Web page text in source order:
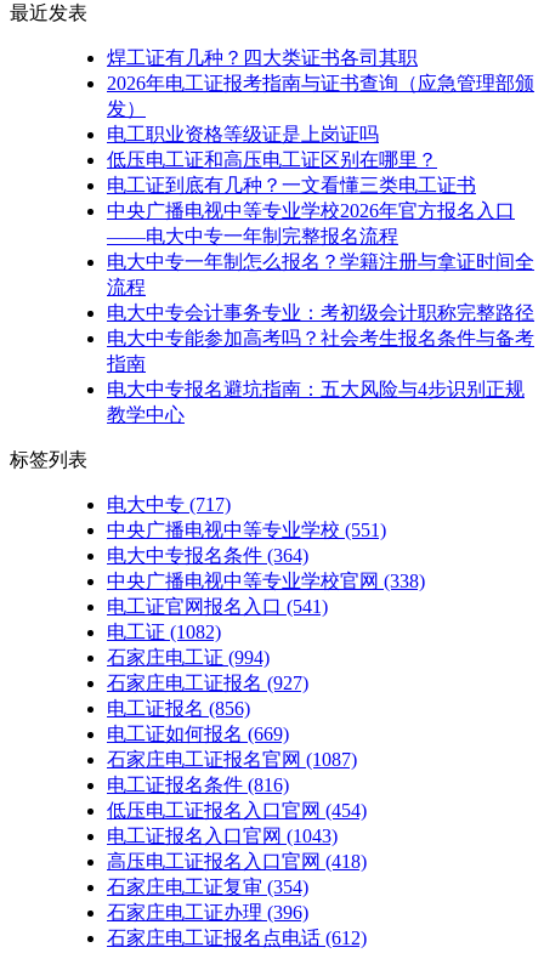
最近发表
焊工证有几种？四大类证书各司其职
2026年电工证报考指南与证书查询（应急管理部颁
发）
电工职业资格等级证是上岗证吗
低压电工证和高压电工证区别在哪里？
电工证到底有几种？一文看懂三类电工证书
中央广播电视中等专业学校2026年官方报名入口
——电大中专一年制完整报名流程
电大中专一年制怎么报名？学籍注册与拿证时间全
流程
电大中专会计事务专业：考初级会计职称完整路径
电大中专能参加高考吗？社会考生报名条件与备考
指南
电大中专报名避坑指南：五大风险与4步识别正规
教学中心
标签列表
电大中专 (717)
中央广播电视中等专业学校 (551)
电大中专报名条件 (364)
中央广播电视中等专业学校官网 (338)
电工证官网报名入口 (541)
电工证 (1082)
石家庄电工证 (994)
石家庄电工证报名 (927)
电工证报名 (856)
电工证如何报名 (669)
石家庄电工证报名官网 (1087)
电工证报名条件 (816)
低压电工证报名入口官网 (454)
电工证报名入口官网 (1043)
高压电工证报名入口官网 (418)
石家庄电工证复审 (354)
石家庄电工证办理 (396)
石家庄电工证报名点电话 (612)